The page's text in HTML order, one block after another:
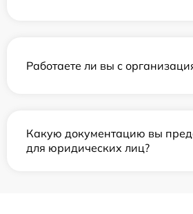
Работаете ли вы с
Какую документацию вы
для юридических лиц?